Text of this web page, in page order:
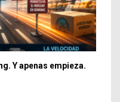
Y apenas empieza.